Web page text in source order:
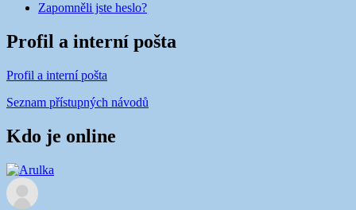
Zapomněli jste heslo?
Profil a interní pošta
Profil a interní pošta
Seznam přístupných návodů
Kdo je online